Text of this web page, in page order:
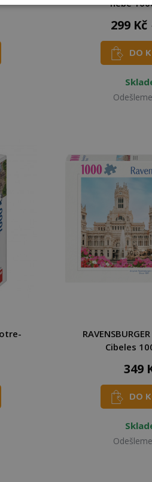
nebe
299 Kč
DO
Odešleme
Cibeles
349
DO
Odešleme